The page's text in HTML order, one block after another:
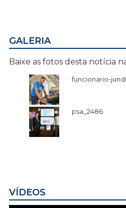
GALERIA
Baixe as fotos desta notícia
funcionario-
psa_2486
VÍDEOS